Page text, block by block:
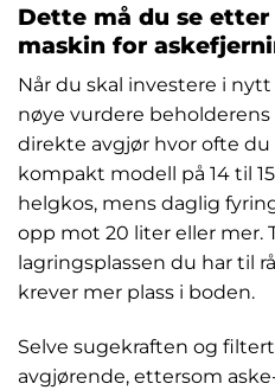
Dette må du se
maskin for
Når du skal investere i
nøye vurdere
direkte avgjør hvor ofte
kompakt modell på 14 til
helgkos, mens daglig
opp mot 20 liter eller mer.
lagringsplassen du har til
krever mer plass i boden.
Selve sugekraften og
avgjørende, ettersom